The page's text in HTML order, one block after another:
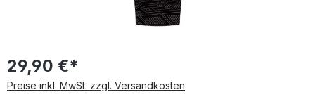
29,90 €*
Preise inkl. MwSt. zzgl. Versandkosten